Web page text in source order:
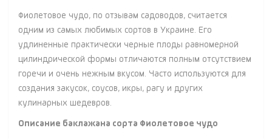
Фиолетовое чудо, по отзывам садоводов, считается
одним из самых любимых сортов в Украине. Его
удлиненные практически черные плоды равномерной
цилиндрической формы отличаются полным отсутствием
горечи и очень нежным вкусом. Часто используются для
создания закусок, соусов, икры, рагу и других
кулинарных шедевров.
Описание баклажана сорта Фиолетовое чудо